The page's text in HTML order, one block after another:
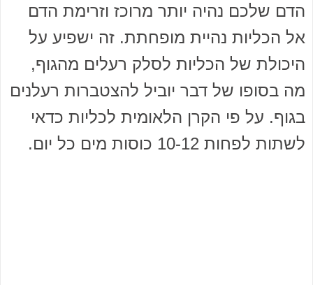
הדם שלכם נהיה יותר מרוכז וזרימת הדם
אל הכליות נהיית מופחתת. זה ישפיע על
היכולת של הכליות לסלק רעלים מהגוף,
מה בסופו של דבר יוביל להצטברות רעלנים
בגוף. על פי הקרן הלאומית לכליות כדאי
לשתות לפחות 10-12 כוסות מים כל יום.